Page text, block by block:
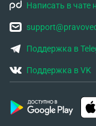
против тоже. Что я могу как истец сделать сама?
Только дождаться супруга и
никаких
самочувствию
Написать в чате
Поддержка в
Поддержка в VK